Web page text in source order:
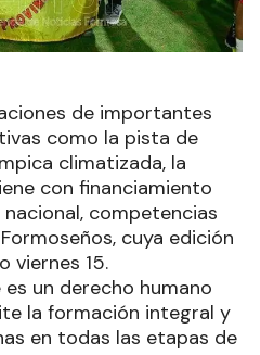
de importantes
como la pista de
climatizada, la
con financiamiento
competencias
cuya edición
viernes 15.